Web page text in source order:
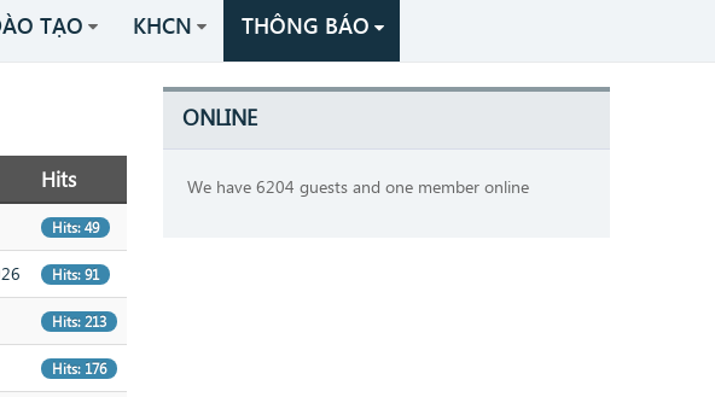
TẠO KHCN THÔNG BÁO
Hits
Hits: 49
Hits: 91
Hits: 213
Hits: 176
ONLINE
We have 6204 guests and one member online